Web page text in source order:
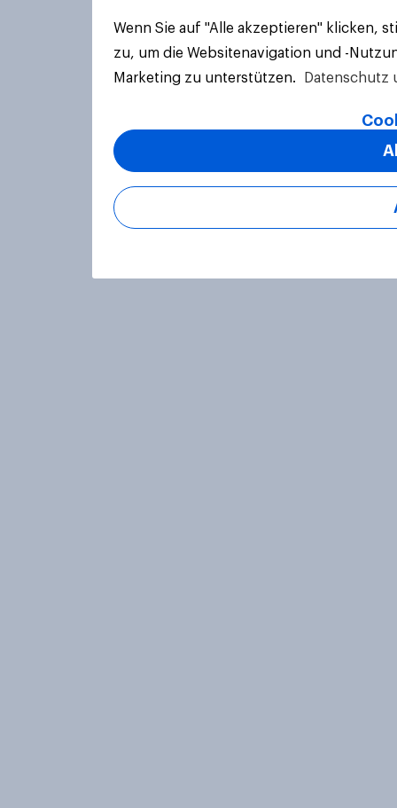
Wenn Sie auf "Alle akzeptieren" klicken,
zu, um die Websitenavigation und -
Marketing zu unterstützen.
Datenschutz